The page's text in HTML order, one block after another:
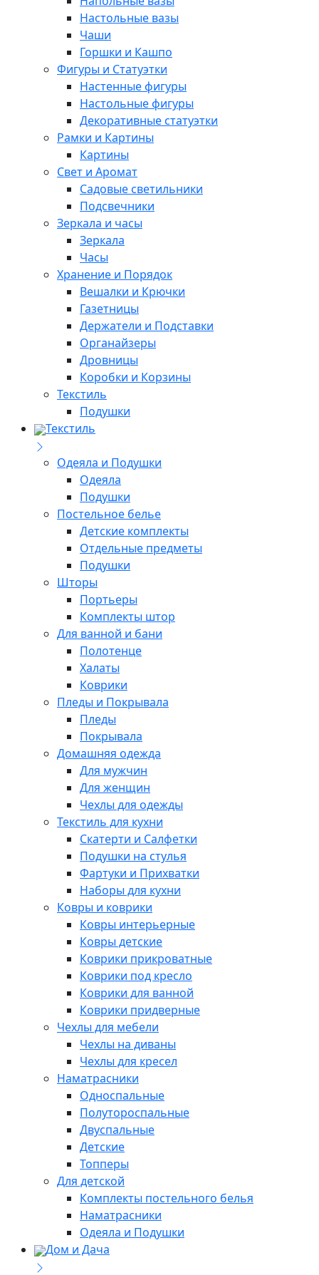
Настольные вазы
Чаши
Горшки и Кашпо
Фигуры и Статуэтки
Настенные фигуры
Настольные фигуры
Декоративные статуэтки
Рамки и Картины
Картины
Свет и Аромат
Садовые светильники
Подсвечники
Зеркала и часы
Зеркала
Часы
Хранение и Порядок
Вешалки и Крючки
Газетницы
Держатели и Подставки
Органайзеры
Дровницы
Коробки и Корзины
Текстиль
Подушки
Текстиль
Одеяла и Подушки
Одеяла
Подушки
Постельное белье
Детские комплекты
Отдельные предметы
Подушки
Шторы
Портьеры
Комплекты штор
Для ванной и бани
Полотенце
Халаты
Коврики
Пледы и Покрывала
Пледы
Покрывала
Домашняя одежда
Для мужчин
Для женщин
Чехлы для одежды
Текстиль для кухни
Скатерти и Салфетки
Подушки на стулья
Фартуки и Прихватки
Наборы для кухни
Ковры и коврики
Ковры интерьерные
Ковры детские
Коврики прикроватные
Коврики под кресло
Коврики для ванной
Коврики придверные
Чехлы для мебели
Чехлы на диваны
Чехлы для кресел
Наматрасники
Односпальные
Полутороспальные
Двуспальные
Детские
Топперы
Для детской
Комплекты постельного белья
Наматрасники
Одеяла и Подушки
Дом и Дача